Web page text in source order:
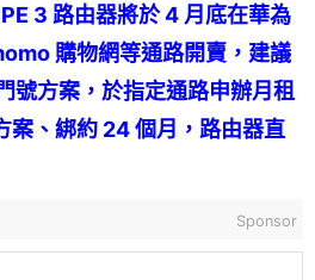
3 路由器將於 4 月底在華為
購物網等通路開賣，建議
號方案，於指定通路申辦月租
案、綁約 24 個月，路由器直
Sponsor